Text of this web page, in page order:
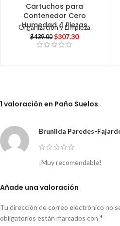
Cartuchos para
Contenedor Cero
Humedad 4 Piezas
Organización y Limpieza
$439.00 $307.30
1 valoración en Paño Suelos
Brunilda Paredes-
¡Muy recomendable!
Añade una valoración
Tu dirección de correo electrónico no
obligatorios están marcados con *